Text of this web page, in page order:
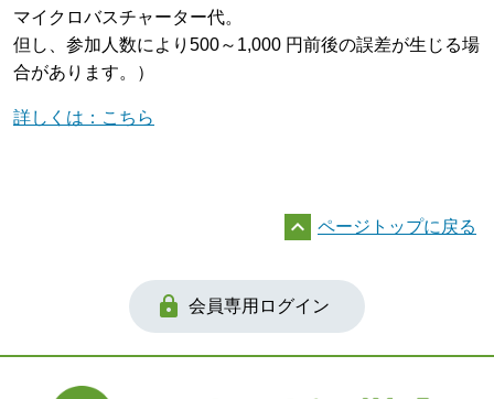
マイクロバスチャーター代。
但し、参加人数により500～1,000 円前後の誤差が生じる場
合があります。）
詳しくは：こちら
 ページトップに戻る
 会員専用ログイン